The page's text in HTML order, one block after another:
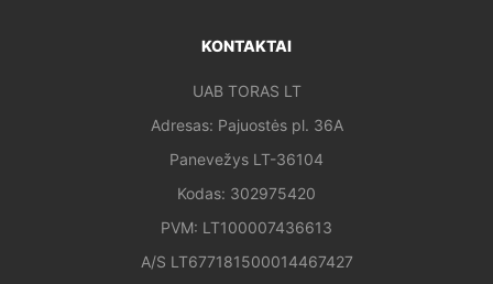
KONTAKTAI
UAB TORAS LT
Adresas: Pajuostės pl. 36A
Panevežys LT-36104
Kodas: 302975420
PVM: LT100007436613
A/S LT677181500014467427